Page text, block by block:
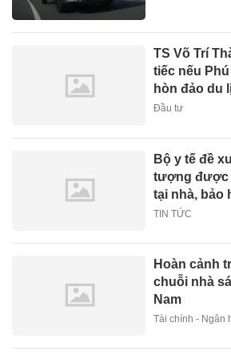
TS Võ Trí
tiếc nếu
hòn đảo du
Đầu tư
Bộ y tế đề
tượng được
tại nhà, bảo
TIN TỨC
Hoàn cảnh
chuỗi nhà
Nam
Tài chính - Ngân